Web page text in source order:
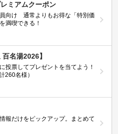
ミアムクーポン
向け 通常よりもお得な「特別価
満喫できる！
百名湯2026】
投票してプレゼントを当てよう！
260名様）
報だけをピックアップ。まとめて